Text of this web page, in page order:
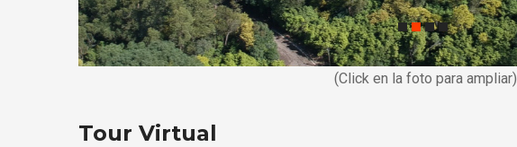
(Click en la foto para ampliar)
Tour Virtual